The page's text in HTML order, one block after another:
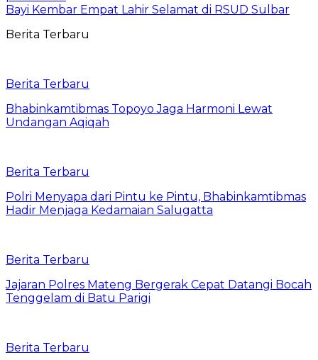
Bayi Kembar Empat Lahir Selamat di RSUD Sulbar
Berita Terbaru
Berita Terbaru
Bhabinkamtibmas Topoyo Jaga Harmoni Lewat
Undangan Aqiqah
Berita Terbaru
Polri Menyapa dari Pintu ke Pintu, Bhabinkamtibmas
Hadir Menjaga Kedamaian Salugatta
Berita Terbaru
Jajaran Polres Mateng Bergerak Cepat Datangi Bocah
Tenggelam di Batu Parigi
Berita Terbaru